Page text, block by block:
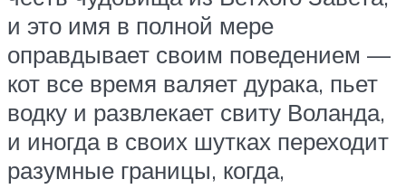
и это имя в полной мере
оправдывает своим поведением —
кот все время валяет дурака, пьет
водку и развлекает свиту Воланда,
и иногда в своих шутках переходит
разумные границы, когда,